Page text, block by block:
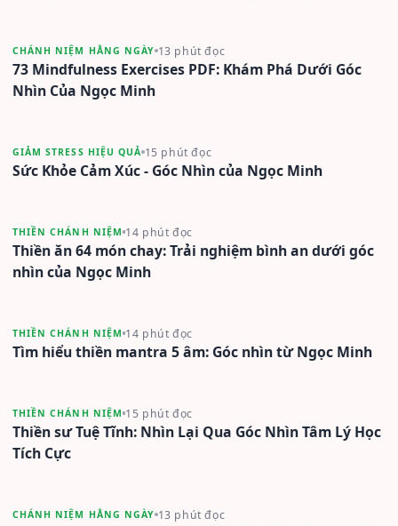
CHÁNH NIỆM HẰNG NGÀY 13 phút đọc
73 Mindfulness Exercises PDF: Khám Phá Dưới Góc
Nhìn Của Ngọc Minh
GIẢM STRESS HIỆU QUẢ 15 phút đọc
Sức Khỏe Cảm Xúc - Góc Nhìn của Ngọc Minh
THIỀN CHÁNH NIỆM 14 phút đọc
Thiền ăn 64 món chay: Trải nghiệm bình an dưới góc
nhìn của Ngọc Minh
THIỀN CHÁNH NIỆM 14 phút đọc
Tìm hiểu thiền mantra 5 âm: Góc nhìn từ Ngọc Minh
THIỀN CHÁNH NIỆM 15 phút đọc
Thiền sư Tuệ Tĩnh: Nhìn Lại Qua Góc Nhìn Tâm Lý Học
Tích Cực
CHÁNH NIỆM HẰNG NGÀY 13 phút đọc